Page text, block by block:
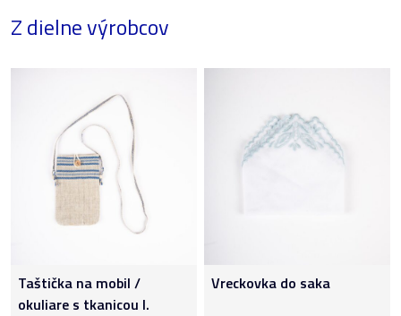
Z dielne výrobcov
Taštička na mobil /
okuliare s tkanicou I.
Vreckovka do saka